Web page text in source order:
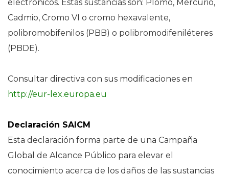
electrónicos. Estas sustancias son: Plomo, Mercurio,
Cadmio, Cromo VI o cromo hexavalente,
polibromobifenilos (PBB) o polibromodifeniléteres
(PBDE).
Consultar directiva con sus modificaciones en
http://eur-lex.europa.eu
Declaración SAICM
Esta declaración forma parte de una Campaña
Global de Alcance Público para elevar el
conocimiento acerca de los daños de las sustancias